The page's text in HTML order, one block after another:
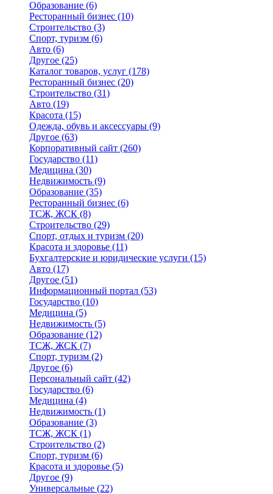
Образование (6)
Ресторанный бизнес (10)
Строительство (3)
Спорт, туризм (6)
Авто (6)
Другое (25)
Каталог товаров, услуг (178)
Ресторанный бизнес (20)
Строительство (31)
Авто (19)
Красота (15)
Одежда, обувь и аксессуары (9)
Другое (63)
Корпоративный сайт (260)
Государство (11)
Медицина (30)
Недвижимость (9)
Образование (35)
Ресторанный бизнес (6)
ТСЖ, ЖСК (8)
Строительство (29)
Спорт, отдых и туризм (20)
Красота и здоровье (11)
Бухгалтерские и юридические услуги (15)
Авто (17)
Другое (51)
Информационный портал (53)
Государство (10)
Медицина (5)
Недвижимость (5)
Образование (12)
ТСЖ, ЖСК (7)
Спорт, туризм (2)
Другое (6)
Персональный сайт (42)
Государство (6)
Медицина (4)
Недвижимость (1)
Образование (3)
ТСЖ, ЖСК (1)
Строительство (2)
Спорт, туризм (6)
Красота и здоровье (5)
Другое (9)
Универсальные (22)